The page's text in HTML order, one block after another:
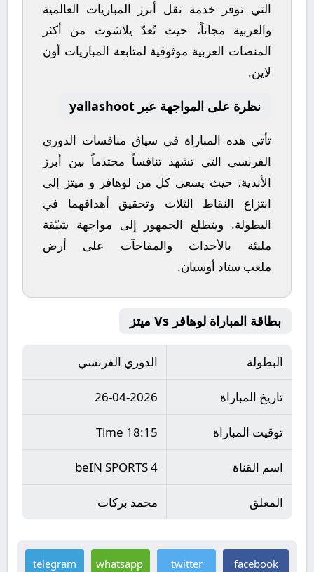
التي توفر خدمة نقل أبرز المباريات العالمية
والعربية مجاناً، حيث تُعدّ يلاشوت من أكثر
المنصات العربية موثوقية لمتابعة المباريات أون
لاين.
نظرة على المواجهة عبر yallashoot
تأتي هذه المباراة في سياق منافسات الدوري
الفرنسي التي تشهد تنافساً محتدماً بين أبرز
الأندية، حيث يسعى كل من لوهافر و ميتز إلى
انتزاع النقاط الثلاث وتحقيق أهدافهما في
البطولة. ويتطلع الجمهور إلى مواجهة شيّقة
مليئة بالأحداث والمفاجآت على أرض
ملعب ستاد أوسيان.
بطاقة المباراة لوهافر Vs ميتز
البطولة الدوري الفرنسي
تاريخ المباراة 26-04-2026
توقيت المباراة 18:15 Time
اسم القناة beIN SPORTS 4
المعلق محمد بركات
facebook
twitter
whatsapp
telegram